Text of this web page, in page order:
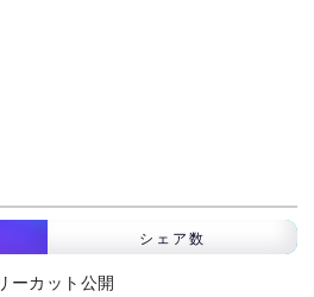
シェア数
ーカット公開